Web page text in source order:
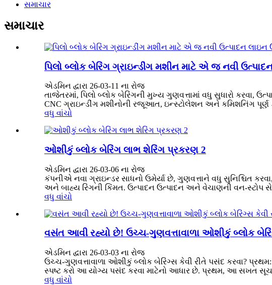
સમાચાર
સમાચાર
પિલો બ્લોક બેરિંગ ગ્રાઇન્ડીંગ મશીન માટે એ જ નવી
એડમિન દ્વારા 26-03-11 ના રોજ
તાજેતરમાં, પિલો બ્લોક બેરિંગની મુખ્ય ગુણવત્તામાં વધુ સુધારો કરવા,
CNC ગ્રાઇન્ડીંગ મશીનોની રજૂઆત, ઇન્સ્ટોલેશન અને કમિશનિંગ પૂર્ણ
વધુ વાંચો
ઓશીકું બ્લોક બેરિંગ લાભ શેરિંગ પ્રકરણ 2
એડમિન દ્વારા 26-03-06 ના રોજ
કંપનીએ નવા ગ્રાઇન્ડર સાધનો ઉમેર્યા છે, ગુણવત્તાને વધુ સુનિશ્ચિત
અને બાહ્ય રિંગની કિંમત. ઉત્પાદન ઉત્પાદન અને વેચાણની વન-સ્ટોપ
વધુ વાંચો
વસંત આવી રહ્યો છે! ઉચ્ચ-ગુણવત્તાવાળા ઓશીકું બ્લોક
એડમિન દ્વારા 26-03-03 ના રોજ
ઉચ્ચ-ગુણવત્તાવાળા ઓશીકું બ્લોક બેરિંગ્સ કેવી રીતે પસંદ કરવા?
સ્પષ્ટ કરો આ યોગ્ય પસંદ કરવા માટેનો આધાર છે. પ્રથમ, આ સખત
વધુ વાંચો